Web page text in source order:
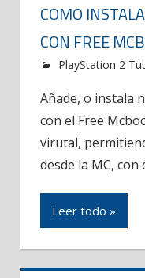
COMO
CON FREE
PlayStation 2
Añade, o instala
con el Free
virutal,
desde la MC, con
Leer todo »